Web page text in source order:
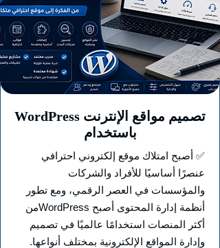
WordPress تصميم مواقع الإنترنت
باستخدام
✅ أصبح امتلاك موقع إلكتروني احترافي
عنصرًا أساسيًا للأفراد والشركات
والمؤسسات في العصر الرقمي، ومع تطور
أنظمة إدارة المحتوى أصبح WordPressمن
أكثر المنصات استخدامًا عالميًا في تصميم
وإدارة المواقع الإلكترونية بمختلف أنواعها.